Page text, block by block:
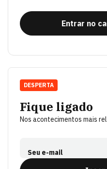
Entrar no
Fique ligado
Nos acontecimentos mais
Seu e-mail
DESPERTA